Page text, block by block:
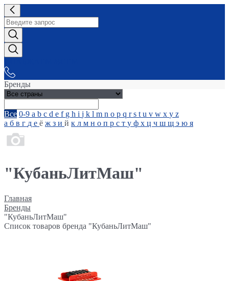
Бренды
Все 0-9 a b c d e f g h i j k l m n o p q rs t u v w x y z
а б в г д е ё ж з и й к л м н о п р с т у ф х ц ч ш щ э ю я
"КубаньЛитМаш"
Главная
Бренды
"КубаньЛитМаш"
Список товаров бренда "КубаньЛитМаш"